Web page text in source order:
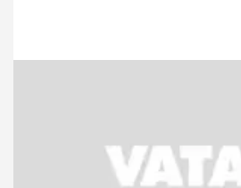
üretim yaptığını belirten